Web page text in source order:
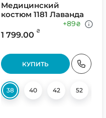
54
Медицинский
костюм 1181 Лаванда
1 799.00 ₴
+89₴
КУПИТЬ
38 40 42 52